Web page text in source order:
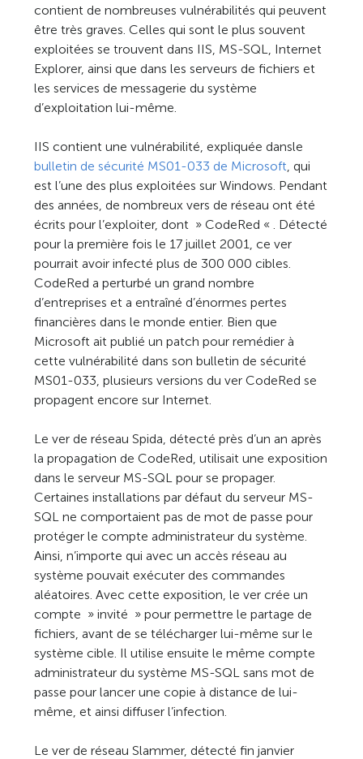
contient de nombreuses vulnérabilités qui peuvent
être très graves. Celles qui sont le plus souvent
exploitées se trouvent dans IIS, MS-SQL, Internet
Explorer, ainsi que dans les serveurs de fichiers et
les services de messagerie du système
d’exploitation lui-même.
IIS contient une vulnérabilité, expliquée dansle
bulletin de sécurité MS01-033 de Microsoft, qui
est l’une des plus exploitées sur Windows. Pendant
des années, de nombreux vers de réseau ont été
écrits pour l’exploiter, dont » CodeRed « . Détecté
pour la première fois le 17 juillet 2001, ce ver
pourrait avoir infecté plus de 300 000 cibles.
CodeRed a perturbé un grand nombre
d’entreprises et a entraîné d’énormes pertes
financières dans le monde entier. Bien que
Microsoft ait publié un patch pour remédier à
cette vulnérabilité dans son bulletin de sécurité
MS01-033, plusieurs versions du ver CodeRed se
propagent encore sur Internet.
Le ver de réseau Spida, détecté près d’un an après
la propagation de CodeRed, utilisait une exposition
dans le serveur MS-SQL pour se propager.
Certaines installations par défaut du serveur MS-
SQL ne comportaient pas de mot de passe pour
protéger le compte administrateur du système.
Ainsi, n’importe qui avec un accès réseau au
système pouvait exécuter des commandes
aléatoires. Avec cette exposition, le ver crée un
compte » invité » pour permettre le partage de
fichiers, avant de se télécharger lui-même sur le
système cible. Il utilise ensuite le même compte
administrateur du système MS-SQL sans mot de
passe pour lancer une copie à distance de lui-
même, et ainsi diffuser l’infection.
Le ver de réseau Slammer, détecté fin janvier